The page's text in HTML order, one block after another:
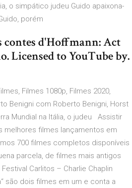
o simpático judeu Guido apaixona-
porém
contes d'Hoffmann: Act
Licensed to YouTube by.
Filmes 1080p, Filmes 2020,
Benigni com Roberto Benigni, Horst
Mundial na Itália, o judeu Assistir
melhores filmes lançamentos em
700 filmes completos disponíveis
parcela, de filmes mais antigos
Carlitos – Charlie Chaplin
são dois filmes em um e conta a